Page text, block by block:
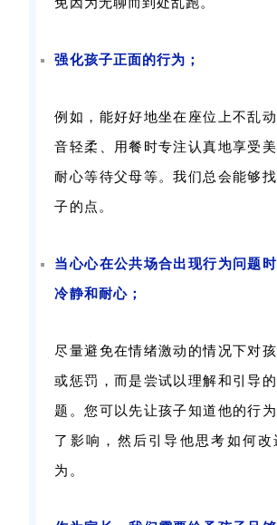
强化孩子正面的行为；
例如，能好好地坐在座位上不乱
音轻柔、用餐时专注认真地享受
耐心等待父母等。我们总会能够
子的点。
当心心在公共场合出现行为问题
冷静和耐心；
尽量避免在情绪激动的情况下对
或惩罚，而是尝试以理解和引导
题。您可以先让孩子知道他的行
了影响，然后引导他思考如何改
为。